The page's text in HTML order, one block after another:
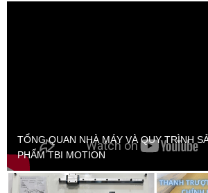
TỔNG QUAN NHÀ MÁY VÀ QUY TRÌNH
PHẨM TBI MOTION